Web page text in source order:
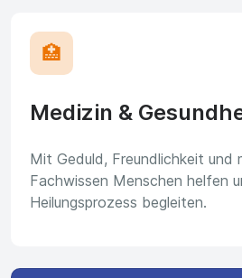
🏥
Medizin &
Mit Geduld, Freundlichkeit und
Fachwissen Menschen helfen
Heilungsprozess begleiten.